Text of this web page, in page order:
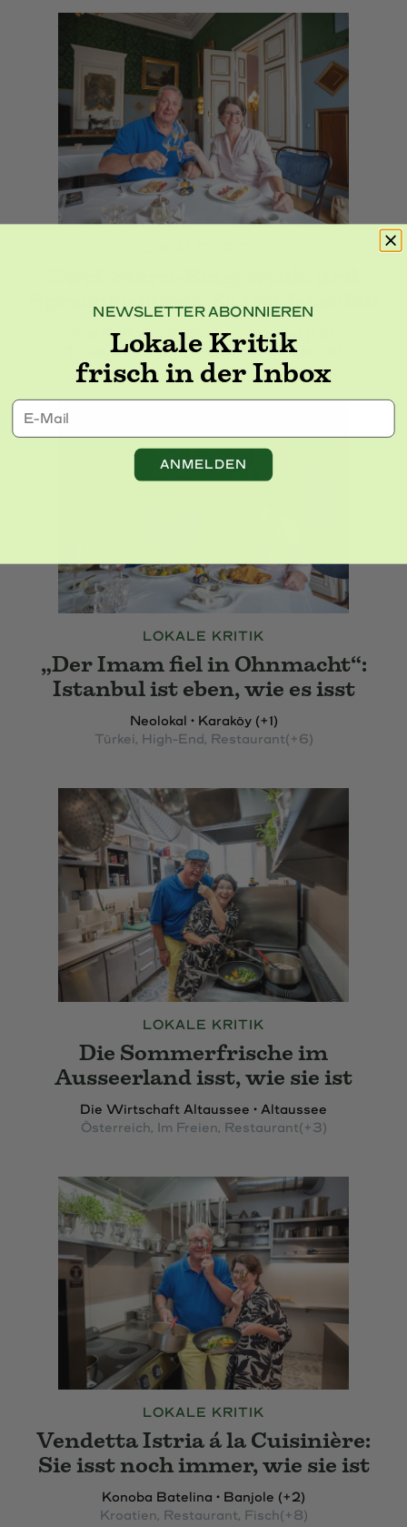
Sprachlosigkeit: So isst Istanbul
Kiyi Restaurant • Sarıyer / İstanbul (+3)
, Blick zum Wasser, Restaurant
LOKALE KRITIK
„Der Imam fiel in Ohnmacht“:
Istanbul ist eben, wie es isst
Neolokal • Karaköy (+1)
Türkei, High-End, Restaurant(+6)
LOKALE KRITIK
Die Sommerfrische im
Ausseerland isst, wie sie ist
Die Wirtschaft Altaussee • Altaussee
Österreich, Im Freien, Restaurant(+3)
LOKALE KRITIK
Vendetta Istria á la Cuisinière:
Sie isst noch immer, wie sie ist
Konoba Batelina • Banjole (+2)
Kroatien, Restaurant, Fisch(+8)
NEWSLETTER ABONNIEREN
Lokale Kritik
frisch in der Inbox
E-Mail
ANMELDEN